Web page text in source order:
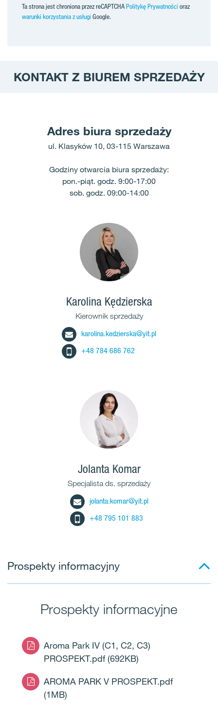
Ta strona jest chroniona przez reCAPTCHAPolitykę Prywatności oraz
warunki korzystania z usługi Google.
KONTAKT Z BIUREM SPRZEDAŻY
Adres biura sprzedaży
ul. Klasyków 10, 03-115 Warszawa
Godziny otwarcia biura sprzedaży:
pon.-piąt. godz. 9:00-17:00
sob. godz. 09:00-14:00
Karolina Kędzierska
Kierownik sprzedaży
karolina.kedzierska@yit.pl
+48 784 686 762
Jolanta Komar
Specjalista ds. sprzedaży
jolanta.komar@yit.pl
+48 795 101 883
Prospekty informacyjny
Prospekty informacyjne
Aroma Park IV (C1, C2, C3)
PROSPEKT.pdf (692KB)
AROMA PARK V PROSPEKT.pdf
(1MB)